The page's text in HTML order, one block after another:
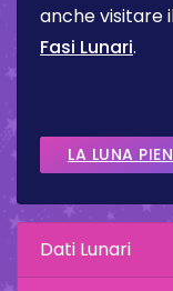
anche visitare
Fasi Lunari.
LA LUNA
Dati Lunari